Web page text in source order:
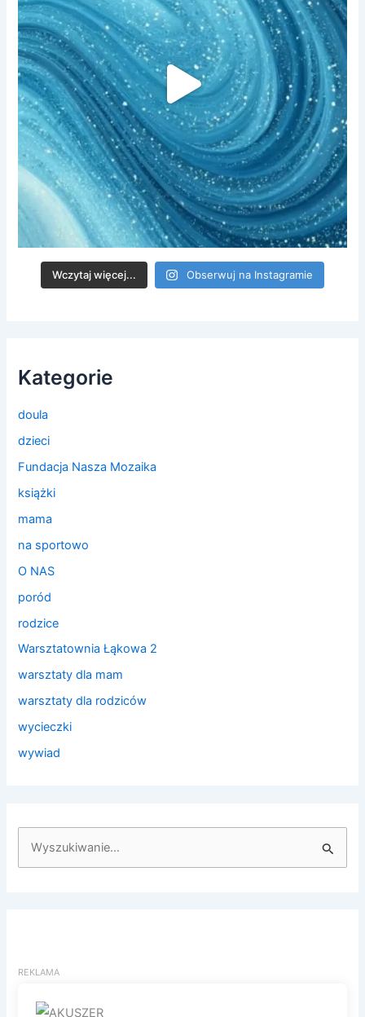
Wczytaj więcej... Obserwuj na Instagramie
Kategorie
doula
dzieci
Fundacja Nasza Mozaika
książki
mama
na sportowo
O NAS
poród
rodzice
Warsztatownia Łąkowa 2
warsztaty dla mam
warsztaty dla rodziców
wycieczki
wywiad
j